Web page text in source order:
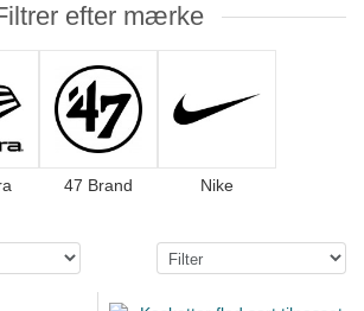
efter mærke
47 Brand Nike